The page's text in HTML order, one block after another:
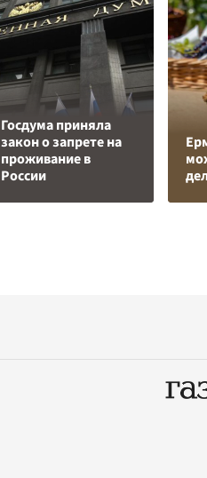
Госдума приняла
закон о запрете на
проживание в
России